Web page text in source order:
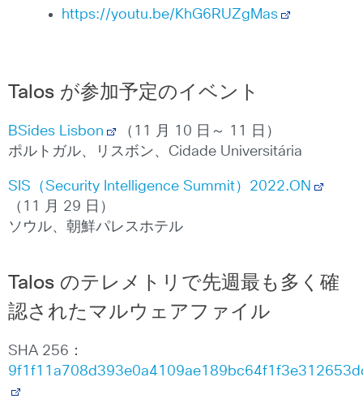
https://youtu.be/KhG6RUZgMas
Talos が参加予定のイベント
BSides Lisbon
（11 月 10 日～ 11 日）
ポルトガル、リスボン、Cidade Universitária
SIS（Security Intelligence Summit）2022.ON
（11 月 29 日）
ソウル、朝鮮パレスホテル
Talos のテレメトリで先週最も多く確
認されたマルウェアファイル
SHA 256：